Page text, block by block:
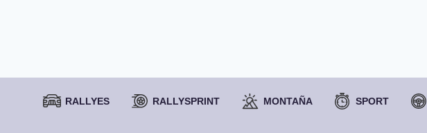
RALLYES RALLYSPRINT MONTAÑA SPORT